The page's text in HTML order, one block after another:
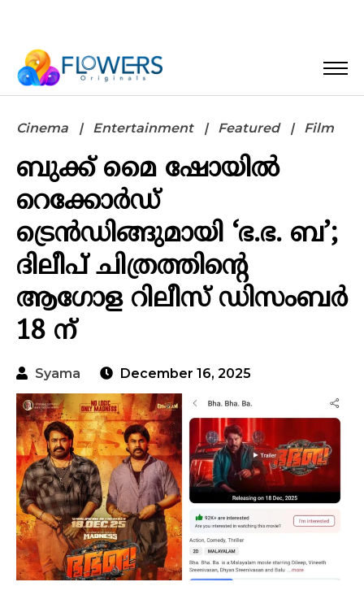
Cinema Entertainment Featured Film
ബുക്ക് മൈ ഷോയിൽ
റെക്കോർഡ്
ട്രെൻഡിങ്ങുമായി ‘ഭ.ഭ. ബ’;
ദിലീപ് ചിത്രത്തിൻ്റെ
ആഗോള റിലീസ് ഡിസംബർ
18 ന്
Syama December 16, 2025